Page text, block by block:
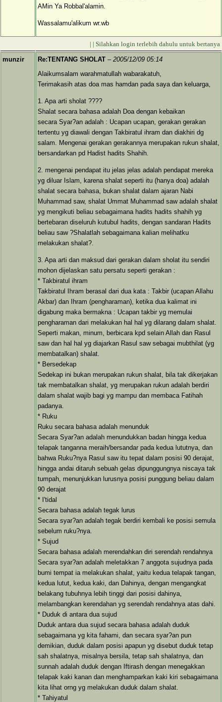
AMin Ya Robbal'alamin.
Wassalamu'alikum wr.wb
| | Silahkan login terlebih dahulu untuk bertanya
munzir Re:TENTANG SHOLAT – 2005/12/09 05:14
Alaikumsalam warahmatullah wabarakatuh,
Terimakasih atas doa mas hamdan pada saya dan keluarga,
1. Apa arti sholat ????
Shalat secara bahasa adalah Doa dengan kebaikan
secara Syar?an adalah : Ucapan ucapan, gerakan gerakan
tertentu yg diawali dengan Takbiratul ihram dan diakhiri dg
salam. Mengenai gerakan gerakannya merupakan rukun shalat,
bersandarkan pd Hadist hadits Shahih.
2. mengenai pendapat itu jelas jelas adalah pendapat mereka
yg diluar Islam, karena shalat seperti itu (hanya doa) adalah
shalat secara bahasa, bukan shalat dalam ajaran Nabi
Muhammad saw, shalat Ummat Muhammad saw adalah shalat
yg mengikuti beliau sebagaimana hadits hadits shahih yg
bertebaran diseluruh kutubul hadits, dengan sandaran Hadits
beliau saw ?Shalatlah sebagaimana kalian melihatku
melakukan shalat?.
3. Apa arti dan maksud dari gerakan dalam sholat itu sendiri
mohon dijelaskan satu persatu seperti gerakan :
* Takbiratul ihram
Takbiratul Ihram berasal dari dua kata : Takbir (ucapan Allahu
Akbar) dan Ihram (pengharaman), ketika dua kalimat ini
digabung maka bermakna : Ucapan takbir yg memulai
pengharaman dari melakukan hal hal yg dilarang dalam shalat.
Seperti makan, minum, berbicara kpd selain Allah dan Rasul
saw dan hal hal yg diajarkan Rasul saw sebagai mubthilat (yg
membatalkan) shalat.
* Bersedekap
Sedekap ini bukan merupakan rukun shalat, bila tak dikerjakan
tak membatalkan shalat, yg merupakan rukun adalah berdiri
dalam shalat wajib bagi yg mampu dan membaca Fatihah
padanya.
* Ruku
Ruku secara bahasa adalah menunduk
Secara Syar?an adalah menundukkan badan hingga kedua
telapak tanganna meraih/bersandar pada kedua lututnya, dan
bahwa Ruku?nya Rasul saw itu tepat dalam posisi 90 derajat,
hingga andai ditaruh sebuah gelas dipunggungnya niscaya tak
tumpah, menunjukkan lurusnya posisi punggung beliau dalam
90 derajat
* I'tidal
Secara bahasa adalah tegak lurus
Secara syar?an adalah tegak berdiri kembali ke posisi semula
sebelum ruku?nya.
* Sujud
Secara bahasa adalah merendahkan diri serendah rendahnya
Secara syar?an adalah meletakkan 7 anggota sujudnya pada
bumi tempat ia melakukan shalat, yaitu kedua telapak tangan,
kedua lutut, kedua kaki, dan Dahinya, dengan mengangkat
belakang tubuhnya lebih tinggi dari posisi dahinya,
melambangkan kerendahan yg serendah rendahnya atas dahi.
* Duduk di antara dua sujud
Duduk antara dua sujud secara bahasa adalah duduk
sebagaimana yg kita fahami, dan secara syar?an pun
demikian, duduk dalam posisi apapun yg disebut duduk tetap
sah shalatnya, misalnya bersila, tetap sah shalatnya, dan
sunnah adalah duduk dengan Iftirash dengan menegakkan
telapak kaki kanan dan menghamparkan kaki kiri sebagaimana
kita lihat orng yg melakukan duduk dalam shalat.
* Tahiyatul